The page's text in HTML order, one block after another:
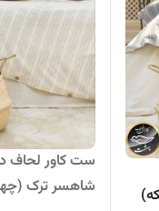
شاهسر ترک